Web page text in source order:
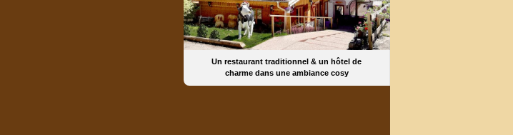
Un restaurant traditionnel & un hôtel de
charme dans une ambiance cosy